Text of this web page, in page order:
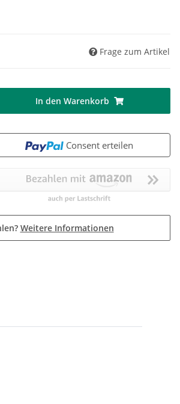
Frage zum Artikel
In den Warenkorb
Consent erteilen
Weitere Informationen